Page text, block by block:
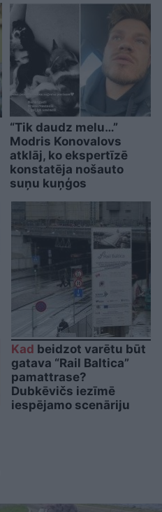
“Tik daudz melu…”
Modris Konovalovs
atklāj, ko ekspertīzē
konstatēja nošauto
suņu kuņģos
Kad beidzot varētu būt
gatava “Rail Baltica”
pamattrase?
Dubkēvičs iezīmē
iespējamo scenāriju